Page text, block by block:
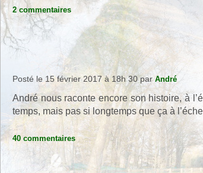
2 commentaires
Posté le 15 février 2017 à 18h 30par André
André nous raconte encore son histoire, à
temps, mais pas si longtemps que ça à
40 commentaires